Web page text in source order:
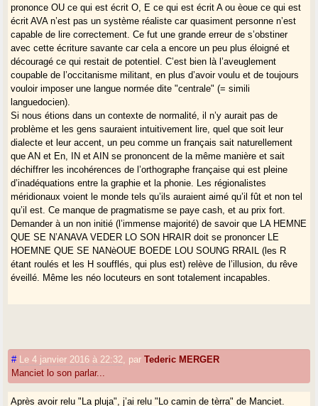
prononce OU ce qui est écrit O, E ce qui est écrit A ou èoue ce qui est
écrit AVA n’est pas un système réaliste car quasiment personne n’est
capable de lire correctement. Ce fut une grande erreur de s’obstiner
avec cette écriture savante car cela a encore un peu plus éloigné et
découragé ce qui restait de potentiel. C’est bien là l’aveuglement
coupable de l’occitanisme militant, en plus d’avoir voulu et de toujours
vouloir imposer une langue normée dite "centrale" (= simili
languedocien).
Si nous étions dans un contexte de normalité, il n’y aurait pas de
problème et les gens sauraient intuitivement lire, quel que soit leur
dialecte et leur accent, un peu comme un français sait naturellement
que AN et En, IN et AIN se prononcent de la même manière et sait
déchiffrer les incohérences de l’orthographe française qui est pleine
d’inadéquations entre la graphie et la phonie. Les régionalistes
méridionaux voient le monde tels qu’ils auraient aimé qu’il fût et non tel
qu’il est. Ce manque de pragmatisme se paye cash, et au prix fort.
Demander à un non initié (l’immense majorité) de savoir que LA HEMNE
QUE SE N’ANAVA VEDER LO SON HRAIR doit se prononcer LE
HOEMNE QUE SE NANèOUE BOEDE LOU SOUNG RRAIL (les R
étant roulés et les H soufflés, qui plus est) relève de l’illusion, du rêve
éveillé. Même les néo locuteurs en sont totalement incapables.
# Le 4 janvier 2016 à 22:32 parTederic MERGER
Manciet lo son parlar...
Après avoir relu "La pluja", j’ai relu "Lo camin de tèrra" de Manciet.